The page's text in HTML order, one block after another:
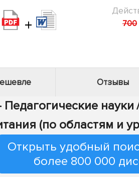
+ 700
Отзывы
Педагогические науки
(по областям и
Открыть удобный
более 800 000